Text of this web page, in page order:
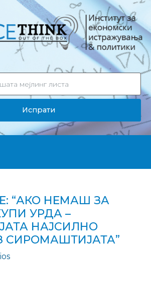
Испрати
“АКО НЕМАШ ЗА
УРДА –
НАЈСИЛНО
СИРОМАШТИЈАТА”